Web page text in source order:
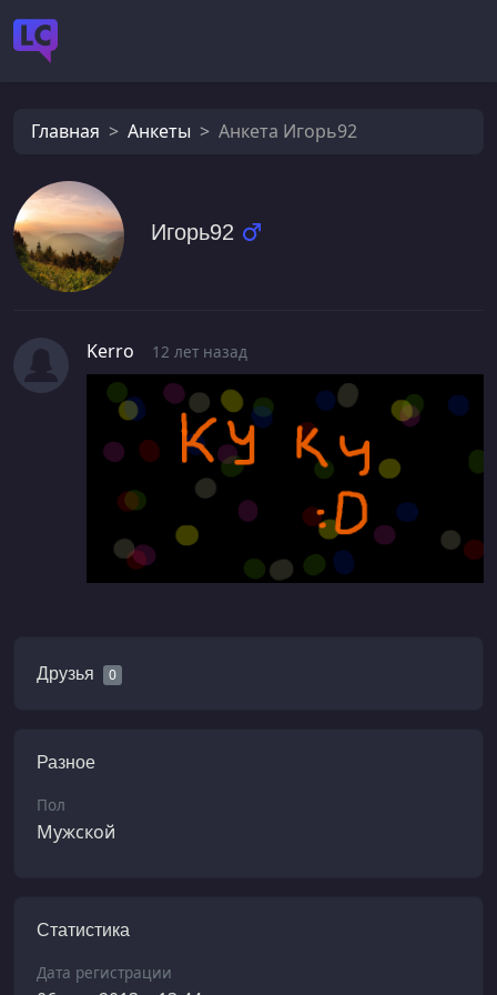
Главная Анкеты Анкета Игорь92
Игорь92
Kerro 12 лет назад
Друзья 0
Разное
Пол
Мужской
Статистика
Дата регистрации